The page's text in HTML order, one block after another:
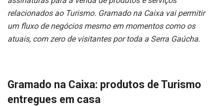
relacionados ao Turismo. Gramado na Caixa vai permitir
um fluxo de negócios mesmo em momentos como os
atuais, com zero de visitantes por toda a Serra Gaúcha.
Gramado na Caixa: produtos de Turismo
entregues em casa